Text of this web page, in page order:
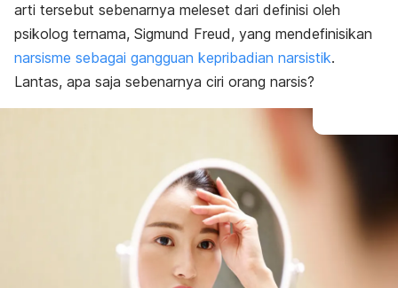
arti tersebut sebenarnya meleset dari definisi oleh
psikolog ternama, Sigmund Freud, yang mendefinisikan
narsisme sebagai gangguan kepribadian narsistik.
Lantas, apa saja sebenarnya ciri orang narsis?